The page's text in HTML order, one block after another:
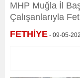
MHP Muğla İl
Çalışanlarıyla
FETHİYE - 09-05-